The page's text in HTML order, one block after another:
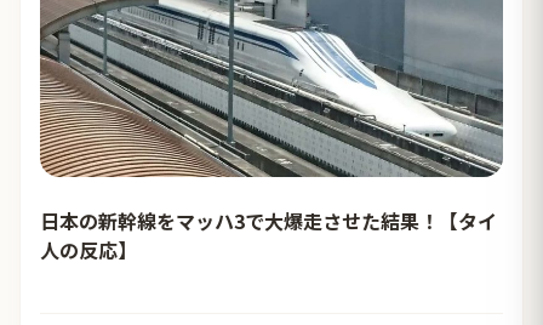
日本の新幹線をマッハ3で大爆走させた結果！【タイ
人の反応】